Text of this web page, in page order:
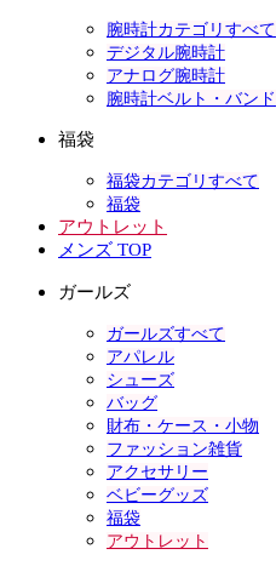
腕時計カテゴリすべて
デジタル腕時計
アナログ腕時計
腕時計ベルト・バンド
福袋
福袋カテゴリすべて
福袋
アウトレット
メンズ TOP
ガールズ
ガールズすべて
アパレル
シューズ
バッグ
財布・ケース・小物
ファッション雑貨
アクセサリー
ベビーグッズ
福袋
アウトレット